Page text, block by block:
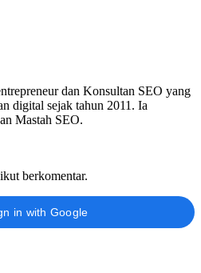
dan Konsultan SEO yang
digital sejak tahun 2011. Ia
Mastah SEO.
berkomentar.
in with Google